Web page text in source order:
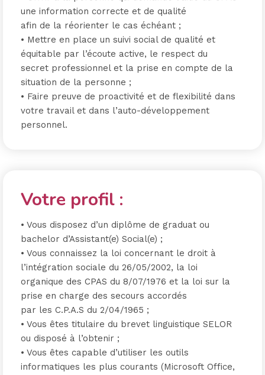
une information correcte et de qualité
afin de la réorienter le cas échéant ;
• Mettre en place un suivi social de qualité et
équitable par l’écoute active, le respect du
secret professionnel et la prise en compte de la
situation de la personne ;
• Faire preuve de proactivité et de flexibilité dans
votre travail et dans l’auto-développement
personnel.
Votre profil :
• Vous disposez d’un diplôme de graduat ou
bachelor d’Assistant(e) Social(e) ;
• Vous connaissez la loi concernant le droit à
l’intégration sociale du 26/05/2002, la loi
organique des CPAS du 8/07/1976 et la loi sur la
prise en charge des secours accordés
par les C.P.A.S du 2/04/1965 ;
• Vous êtes titulaire du brevet linguistique SELOR
ou disposé à l’obtenir ;
• Vous êtes capable d’utiliser les outils
informatiques les plus courants (Microsoft Office,